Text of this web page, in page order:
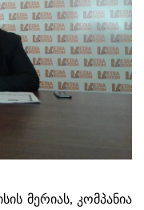
მერიას, კომპანია